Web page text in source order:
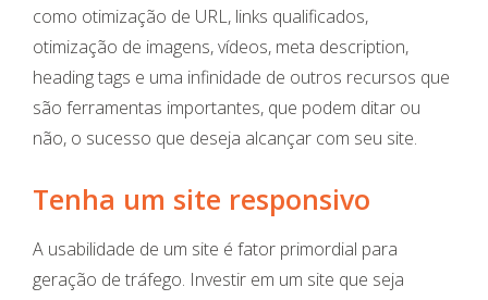
como otimização de URL, links qualificados,
otimização de imagens, vídeos, meta description,
heading tags e uma infinidade de outros recursos que
são ferramentas importantes, que podem ditar ou
não, o sucesso que deseja alcançar com seu site.
Tenha um site responsivo
A usabilidade de um site é fator primordial para
geração de tráfego. Investir em um site que seja